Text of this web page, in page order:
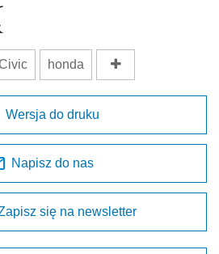
honda
Wersja do druku
Napisz do nas
się na newsletter